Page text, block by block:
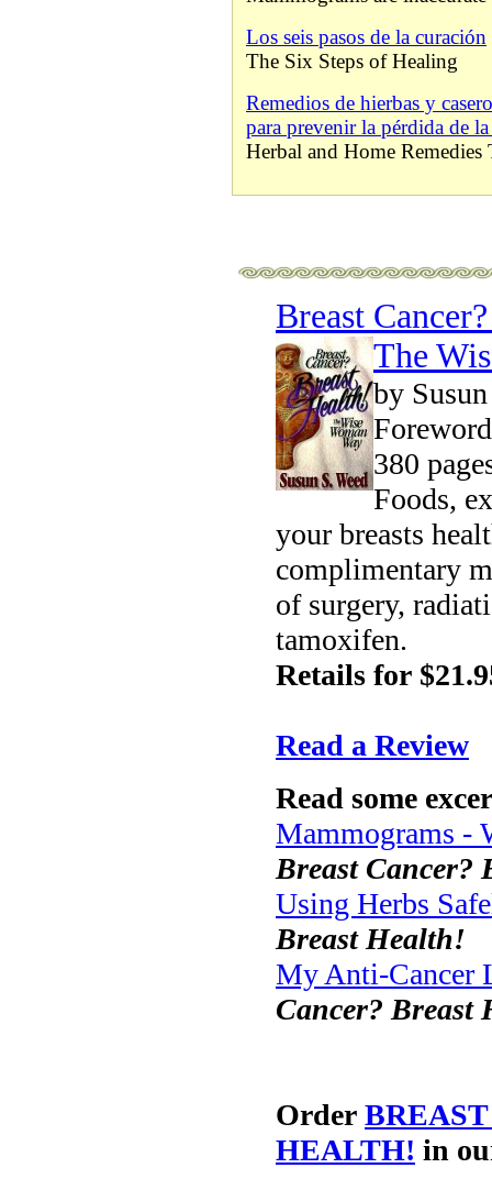
Los seis pasos de la curación
The Six Steps of Healing
Remedios de hierbas y
para prevenir la pérdida de
Herbal and Home
Breast
The
by
380
Foods,
your breasts
complimentary
of surgery,
tamoxifen.
Retails for
Read a Review
Read some
Mammograms -
Breast Cancer?
Using Herbs
Breast Health!
My Anti-Cancer
Cancer? Breast
Order
HEALTH! in